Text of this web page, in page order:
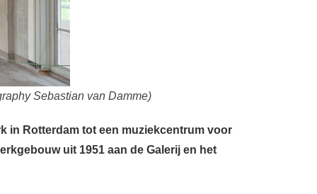
Sebastian van Damme)
in Rotterdam tot een muziekcentrum voor
uit 1951 aan de Galerij en het